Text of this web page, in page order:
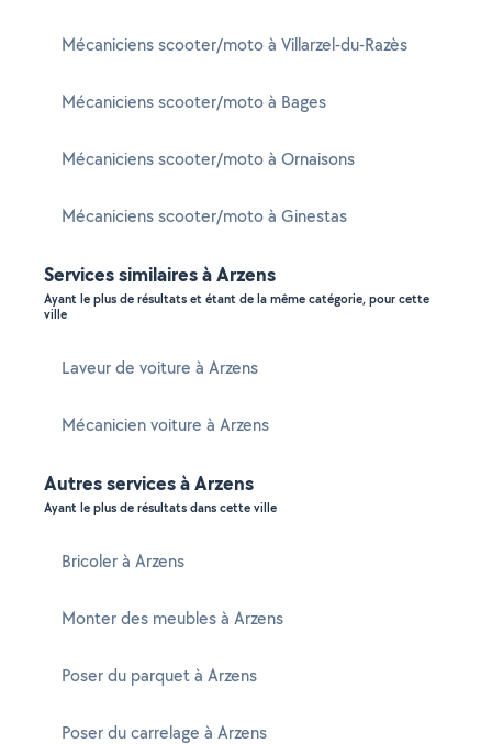
Mécaniciens scooter/moto à Villarzel-du-Razès
Mécaniciens scooter/moto à Bages
Mécaniciens scooter/moto à Ornaisons
Mécaniciens scooter/moto à Ginestas
Services similaires à Arzens
Ayant le plus de résultats et étant de la même catégorie, pour cette
ville
Laveur de voiture à Arzens
Mécanicien voiture à Arzens
Autres services à Arzens
Ayant le plus de résultats dans cette ville
Bricoler à Arzens
Monter des meubles à Arzens
Poser du parquet à Arzens
Poser du carrelage à Arzens